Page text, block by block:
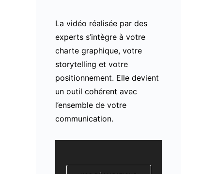
La vidéo réalisée par des
experts s’intègre à votre
charte graphique, votre
storytelling et votre
positionnement. Elle devient
un outil cohérent avec
l’ensemble de votre
communication.